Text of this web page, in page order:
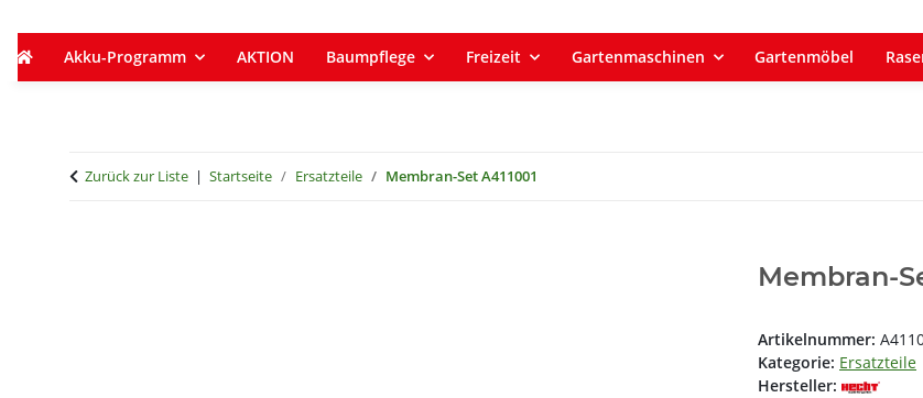
Akku-Programm AKTION Baumpflege Freizeit Gartenmaschinen Gartenmöbel
Zurück zur Liste Startseite Ersatzteile Membran-Set A411001
Membran-
Artikelnummer:
Kategorie: Ersatzteile
Hersteller: